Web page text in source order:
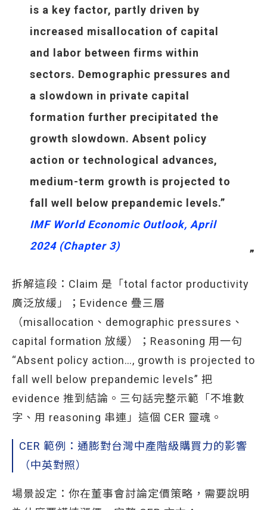
is a key factor, partly driven by
increased misallocation of capital
and labor between firms within
sectors. Demographic pressures and
a slowdown in private capital
formation further precipitated the
growth slowdown. Absent policy
action or technological advances,
medium-term growth is projected to
fall well below prepandemic levels.”
IMF World Economic Outlook, April
2024 (Chapter 3)
拆解這段：Claim 是「total factor productivity
廣泛放緩」；Evidence 疊三層
（misallocation、demographic pressures、
capital formation 放緩）；Reasoning 用一句
“Absent policy action…, growth is projected to
fall well below prepandemic levels” 把
evidence 推到結論。三句話完整示範「不堆數
字、用 reasoning 串連」這個 CER 靈魂。
CER 範例：通膨對台灣中產階級購買力的影響
（中英對照）
場景設定：你在董事會討論定價策略，需要說明